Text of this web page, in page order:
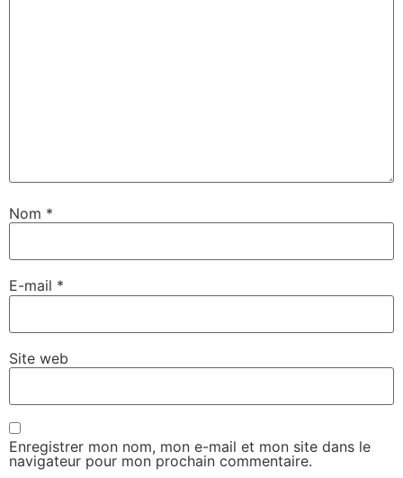
Nom *
E-mail *
Site web
Enregistrer mon nom, mon e-mail et mon site dans le
navigateur pour mon prochain commentaire.